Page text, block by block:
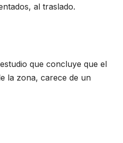
al traslado.
que concluye que el
la zona, carece de un